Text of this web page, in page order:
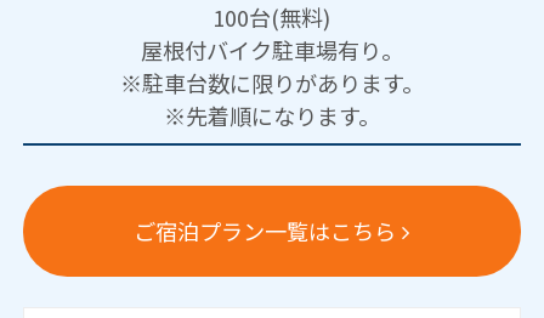
100台(無料)
屋根付バイク駐車場有り。
※駐車台数に限りがあります。
※先着順になります。
ご宿泊プラン一覧はこちら